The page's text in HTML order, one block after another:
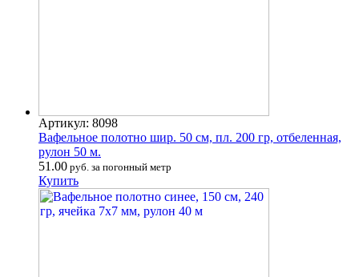
Артикул: 8098
Вафельное полотно шир. 50 см, пл. 200 гр, отбеленная,
рулон 50 м.
51.00 руб. за погонный метр
Купить